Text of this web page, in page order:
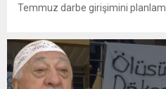
Temmuz darbe girişimini
teröristbaşı Fethullah Gülen, 83